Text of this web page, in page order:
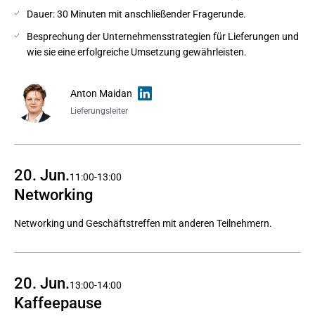
Dauer: 30 Minuten mit anschließender Fragerunde.
Besprechung der Unternehmensstrategien für Lieferungen und
wie sie eine erfolgreiche Umsetzung gewährleisten.
Anton Maidan
Lieferungsleiter
20. Jun.11:00-13:00
Networking
Networking und Geschäftstreffen mit anderen Teilnehmern.
20. Jun.13:00-14:00
Kaffeepause